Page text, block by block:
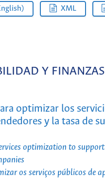
XML
Y FINANZAS
optimizar los
y la tasa de
optimization to
os serviços públicos de